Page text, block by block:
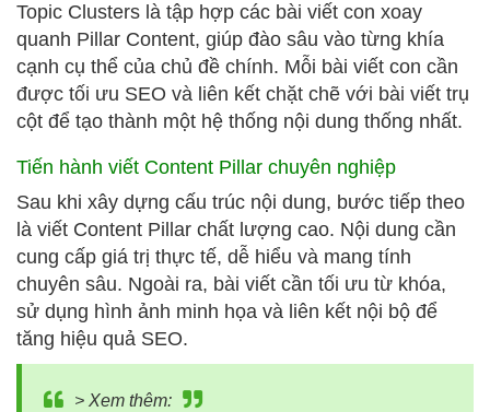
Topic Clusters là tập hợp các bài viết con xoay
quanh Pillar Content, giúp đào sâu vào từng khía
cạnh cụ thể của chủ đề chính. Mỗi bài viết con cần
được tối ưu SEO và liên kết chặt chẽ với bài viết trụ
cột để tạo thành một hệ thống nội dung thống nhất.
Tiến hành viết Content Pillar chuyên nghiệp
Sau khi xây dựng cấu trúc nội dung, bước tiếp theo
là viết Content Pillar chất lượng cao. Nội dung cần
cung cấp giá trị thực tế, dễ hiểu và mang tính
chuyên sâu. Ngoài ra, bài viết cần tối ưu từ khóa,
sử dụng hình ảnh minh họa và liên kết nội bộ để
tăng hiệu quả SEO.
> Xem thêm: